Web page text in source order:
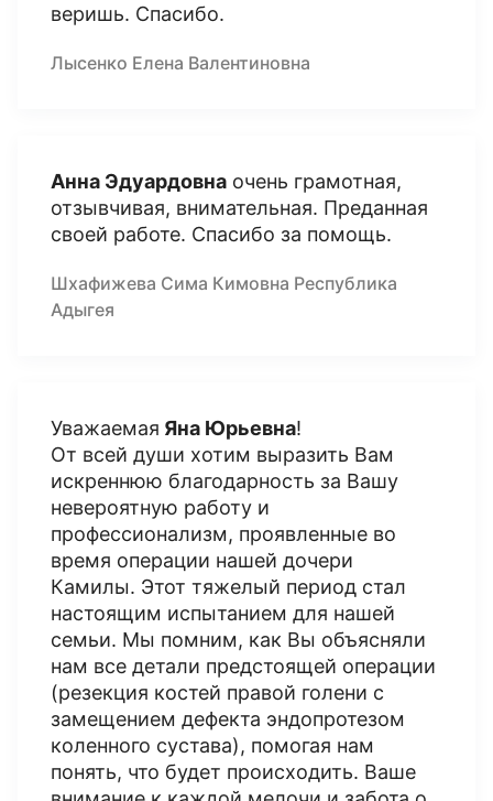
веришь. Спасибо.
Лысенко Елена Валентиновна
Анна Эдуардовна очень грамотная,
отзывчивая, внимательная. Преданная
своей работе. Спасибо за помощь.
Шхафижева Сима Кимовна Республика
Адыгея
Уважаемая Яна Юрьевна!
От всей души хотим выразить Вам
искреннюю благодарность за Вашу
невероятную работу и
профессионализм, проявленные во
время операции нашей дочери
Камилы. Этот тяжелый период стал
настоящим испытанием для нашей
семьи. Мы помним, как Вы объясняли
нам все детали предстоящей операции
(резекция костей правой голени с
замещением дефекта эндопротезом
коленного сустава), помогая нам
понять, что будет происходить. Ваше